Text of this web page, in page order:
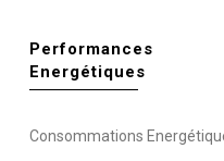
Performances
Energétiques
Consommations